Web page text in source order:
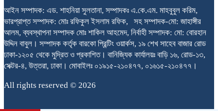
আইন সম্পাদক: এড. শাহনিয়া সুলতানা, সম্পাদকঃ এ.কে.এম. মাহবুবুল করিম,
ভারপ্রাপ্ত সম্পাদক: মোঃ রফিকুল ইসলাম রফিক, সহ সম্পাদক-মো: জাহাঙ্গীর
আলম, ব্যবস্থাপনা সম্পাদক মোঃ শাকিল আহমেদ, নির্বাহী সম্পাদক: মো: বোরহান
উদ্দিন বাবুল। সম্পাদক কর্তৃক বারকো প্রিন্টিং ওয়ার্কস, ১৯ শেখ সাহেব বাজার রোড
ঢাকা-১২০৫ থেকে মুদ্রিত ও প্রকাশিত। বানিজ্যিক কার্যালয়ঃ বাড়ি ১৬, রোড-১৩,
সেক্টর-৪, উত্তরা, ঢাকা। মোবাইলঃ ০১৯১৫-২১০৪৭৭, ০১৬১৫-২১০৪৭৭।
All rights reserved © 2026